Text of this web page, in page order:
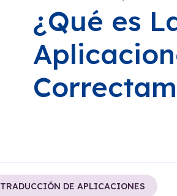
¿Qué es
TRADUCCIÓN DE APLICACIONES